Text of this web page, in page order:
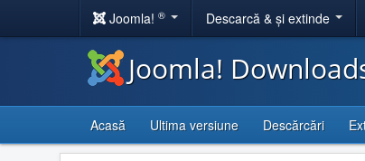
Joomla! ® Descarcă & și extinde
Joomla!
Acasă Ultima versiune Descărcări